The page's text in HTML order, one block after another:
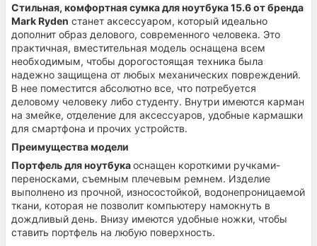
Стильная, комфортная сумка для ноутбука 15.6 от бренда
Mark Ryden станет аксессуаром, который идеально
дополнит образ делового, современного человека. Это
практичная, вместительная модель оснащена всем
необходимым, чтобы дорогостоящая техника была
надежно защищена от любых механических повреждений.
В нее поместится абсолютно все, что потребуется
деловому человеку либо студенту. Внутри имеются карман
на змейке, отделение для аксессуаров, удобные кармашки
для смартфона и прочих устройств.
Преимущества модели
Портфель для ноутбукаоснащен короткими ручками-
переносками, съемным плечевым ремнем. Изделие
выполнено из прочной, износостойкой, водонепроницаемой
ткани, которая не позволит компьютеру намокнуть в
дождливый день. Внизу имеются удобные ножки, чтобы
ставить портфель на любую поверхность.